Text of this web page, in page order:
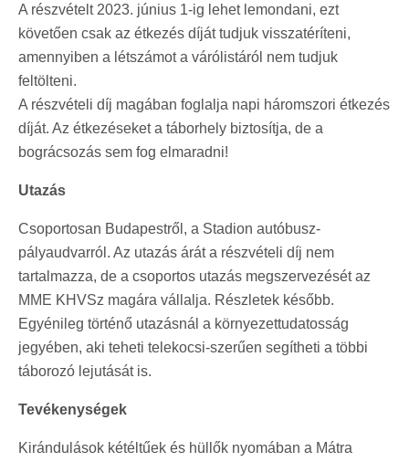
A részvételt 2023. június 1-ig lehet lemondani, ezt
követően csak az étkezés díját tudjuk visszatéríteni,
amennyiben a létszámot a várólistáról nem tudjuk
feltölteni.
A részvételi díj magában foglalja napi háromszori étkezés
díját. Az étkezéseket a táborhely biztosítja, de a
bográcsozás sem fog elmaradni!
Utazás
Csoportosan Budapestről, a Stadion autóbusz-
pályaudvarról. Az utazás árát a részvételi díj nem
tartalmazza, de a csoportos utazás megszervezését az
MME KHVSz magára vállalja. Részletek később.
Egyénileg történő utazásnál a környezettudatosság
jegyében, aki teheti telekocsi-szerűen segítheti a többi
táborozó lejutását is.
Tevékenységek
Kirándulások kétéltűek és hüllők nyomában a Mátra